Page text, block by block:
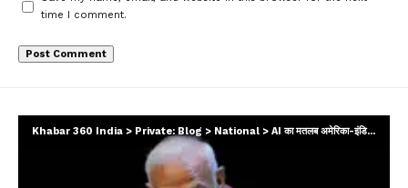
time I comment.
Khabar 360 India > Private: Blog > National > AI का मतलब अमेरिका-इंडिया, यह दुनिया का एआई पावर: न्यूयॉर्क में बोले PM मोदी…